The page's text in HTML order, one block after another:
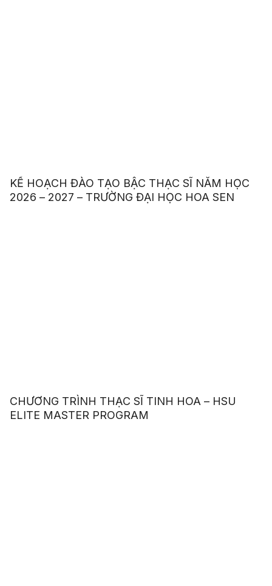
KẾ HOẠCH ĐÀO TẠO BẬC THẠC SĨ NĂM HỌC
2026 – 2027 – TRƯỜNG ĐẠI HỌC HOA SEN
CHƯƠNG TRÌNH THẠC SĨ TINH HOA – HSU
ELITE MASTER PROGRAM